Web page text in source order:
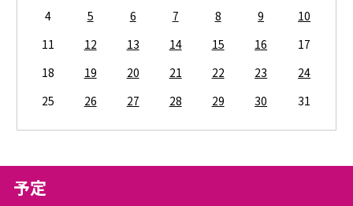
4
5 6 7 8 9
10
11
12 13 14 15 16
17
18
19 20 21 22 23
24
25
26 27 28 29 30 31
予定